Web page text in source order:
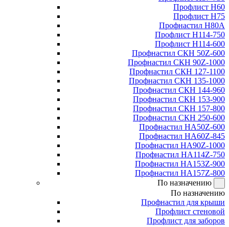
Профлист Н60
Профлист Н75
Профнастил Н80А
Профлист Н114-750
Профлист Н114-600
Профнастил СКН 50Z-600
Профнастил СКН 90Z-1000
Профнастил СКН 127-1100
Профнастил СКН 135-1000
Профнастил СКН 144-960
Профнастил СКН 153-900
Профнастил СКН 157-800
Профнастил СКН 250-600
Профнастил НА50Z-600
Профнастил НА60Z-845
Профнастил НА90Z-1000
Профнастил НА114Z-750
Профнастил НА153Z-900
Профнастил НА157Z-800
По назначению
По назначению
Профнастил для крыши
Профлист стеновой
Профлист для заборов